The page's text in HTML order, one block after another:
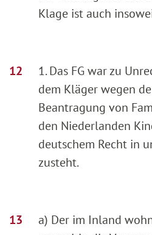
Klage ist auch
1. Das FG war zu
dem Kläger wegen
Beantragung von
den Niederlanden
deutschem Recht in
zusteht.
a) Der im Inland